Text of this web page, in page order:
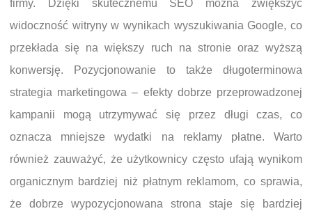
firmy. Dzięki skutecznemu SEO można zwiększyć
widoczność witryny w wynikach wyszukiwania Google, co
przekłada się na większy ruch na stronie oraz wyższą
konwersję. Pozycjonowanie to także długoterminowa
strategia marketingowa – efekty dobrze przeprowadzonej
kampanii mogą utrzymywać się przez długi czas, co
oznacza mniejsze wydatki na reklamy płatne. Warto
również zauważyć, że użytkownicy często ufają wynikom
organicznym bardziej niż płatnym reklamom, co sprawia,
że dobrze wypozycjonowana strona staje się bardziej